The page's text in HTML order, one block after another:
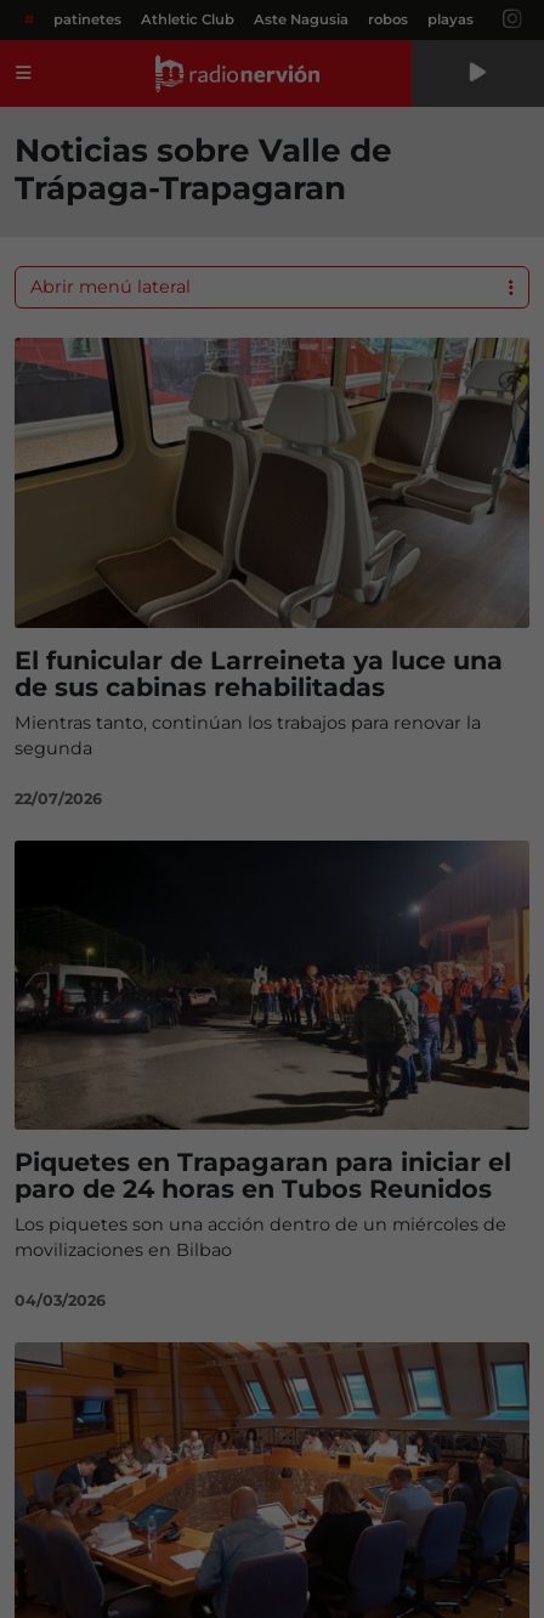
# patinetes Athletic Club Aste Nagusia robos playas
Noticias sobre Valle de
Trápaga-Trapagaran
El funicular de Larreineta ya luce una
de sus cabinas rehabilitadas
Mientras tanto, continúan los trabajos para renovar la
segunda
22/07/2026
Piquetes en Trapagaran para iniciar el
paro de 24 horas en Tubos Reunidos
Los piquetes son una acción dentro de un miércoles de
movilizaciones en Bilbao
04/03/2026
Abrir menú lateral